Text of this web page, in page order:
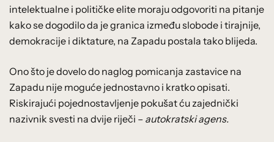
intelektualne i političke elite moraju odgovoriti na pitanje
kako se dogodilo da je granica između slobode i tirajnije,
demokracije i diktature, na Zapadu postala tako blijeda.
Ono što je dovelo do naglog pomicanja zastavice na
Zapadu nije moguće jednostavno i kratko opisati.
Riskirajući pojednostavljenje pokušat ću zajednički
nazivnik svesti na dvije riječi – autokratski agens.